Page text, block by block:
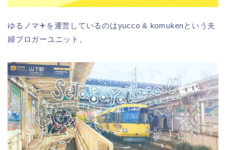
ゆるノマ✈︎を運営しているのはyucco & komukenという夫
婦ブロガーユニット。